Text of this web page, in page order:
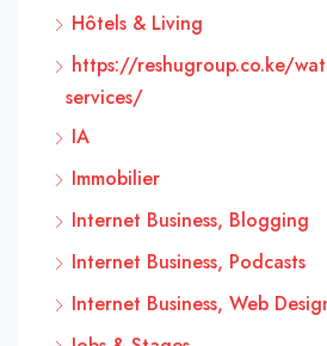
Hôtels & Living
https://reshugroup.co.ke/
services/
IA
Immobilier
Internet Business, Blogging
Internet Business, Podcasts
Internet Business, Web